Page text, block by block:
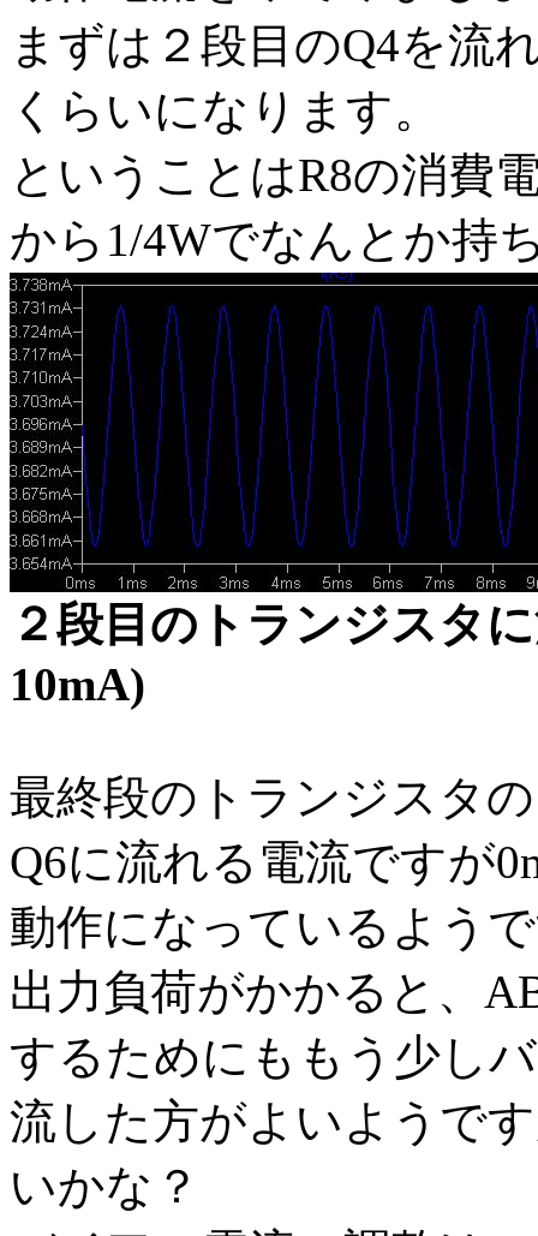
まずは２段目のQ4を流
くらいになります。
ということはR8の消費
から1/4Wでなんとか持
２段目のトランジスタ
10mA)
最終段のトランジスタ
Q6に流れる電流ですが
動作になっているよう
出力負荷がかかると、
するためにももう少し
流した方がよいようで
いかな？